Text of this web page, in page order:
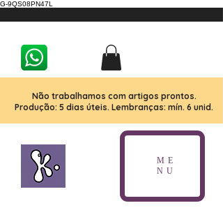
G-9QS08PN47L
Não trabalhamos com artigos prontos.
Produção: 5 dias úteis. Lembranças: mín. 6 unid.
ME
NU